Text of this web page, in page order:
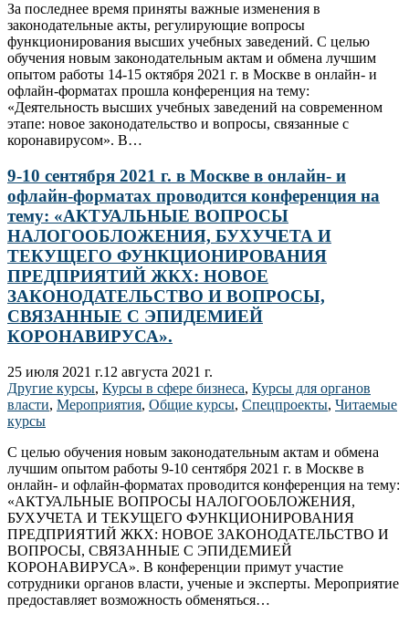
За последнее время приняты важные изменения в
законодательные акты, регулирующие вопросы
функционирования высших учебных заведений. С целью
обучения новым законодательным актам и обмена лучшим
опытом работы 14-15 октября 2021 г. в Москве в онлайн- и
офлайн-форматах прошла конференция на тему:
«Деятельность высших учебных заведений на современном
этапе: новое законодательство и вопросы, связанные с
коронавирусом». В…
9-10 сентября 2021 г. в Москве в онлайн- и
офлайн-форматах проводится конференция на
тему: «АКТУАЛЬНЫЕ ВОПРОСЫ
НАЛОГООБЛОЖЕНИЯ, БУХУЧЕТА И
ТЕКУЩЕГО ФУНКЦИОНИРОВАНИЯ
ПРЕДПРИЯТИЙ ЖКХ: НОВОЕ
ЗАКОНОДАТЕЛЬСТВО И ВОПРОСЫ,
СВЯЗАННЫЕ С ЭПИДЕМИЕЙ
КОРОНАВИРУСА».
25 июля 2021 г.12 августа 2021 г.
Другие курсы, Курсы в сфере бизнеса, Курсы для органов
власти, Мероприятия, Общие курсы, Спецпроекты, Читаемые
курсы
С целью обучения новым законодательным актам и обмена
лучшим опытом работы 9-10 сентября 2021 г. в Москве в
онлайн- и офлайн-форматах проводится конференция на тему:
«АКТУАЛЬНЫЕ ВОПРОСЫ НАЛОГООБЛОЖЕНИЯ,
БУХУЧЕТА И ТЕКУЩЕГО ФУНКЦИОНИРОВАНИЯ
ПРЕДПРИЯТИЙ ЖКХ: НОВОЕ ЗАКОНОДАТЕЛЬСТВО И
ВОПРОСЫ, СВЯЗАННЫЕ С ЭПИДЕМИЕЙ
КОРОНАВИРУСА». В конференции примут участие
сотрудники органов власти, ученые и эксперты. Мероприятие
предоставляет возможность обменяться…